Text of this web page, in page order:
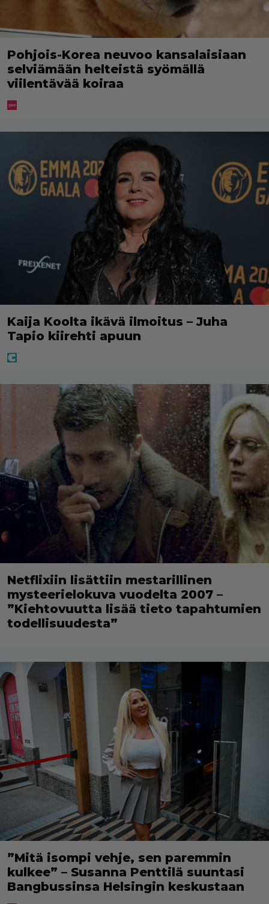
Pohjois-Korea neuvoo kansalaisiaan
selviämään helteistä syömällä
viilentävää koiraa
Kaija Koolta ikävä ilmoitus – Juha
Tapio kiirehti apuun
Netflixiin lisättiin mestarillinen
mysteerielokuva vuodelta 2007 –
”Kiehtovuutta lisää tieto tapahtumien
todellisuudesta”
”Mitä isompi vehje, sen paremmin
kulkee” – Susanna Penttilä suuntasi
Bangbussinsa Helsingin keskustaan